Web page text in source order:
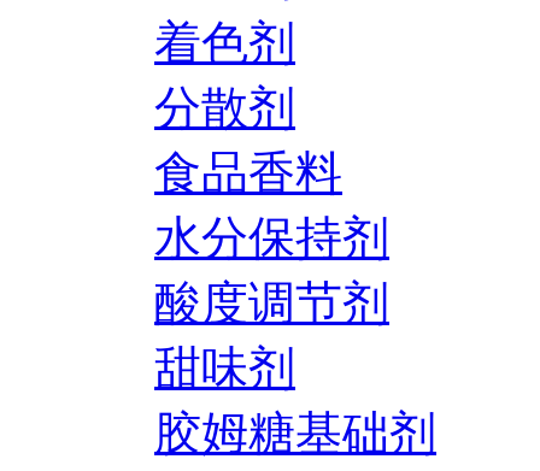
着色剂
分散剂
食品香料
水分保持剂
酸度调节剂
甜味剂
胶姆糖基础剂